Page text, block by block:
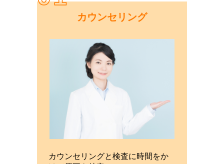
カウンセリング
カウンセリングと検査に時間をか